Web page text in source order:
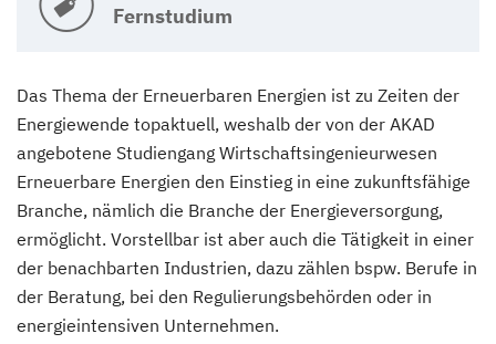
Fernstudium
Das Thema der Erneuerbaren Energien ist zu Zeiten der
Energiewende topaktuell, weshalb der von der AKAD
angebotene Studiengang Wirtschaftsingenieurwesen
Erneuerbare Energien den Einstieg in eine zukunftsfähige
Branche, nämlich die Branche der Energieversorgung,
ermöglicht. Vorstellbar ist aber auch die Tätigkeit in einer
der benachbarten Industrien, dazu zählen bspw. Berufe in
der Beratung, bei den Regulierungsbehörden oder in
energieintensiven Unternehmen.